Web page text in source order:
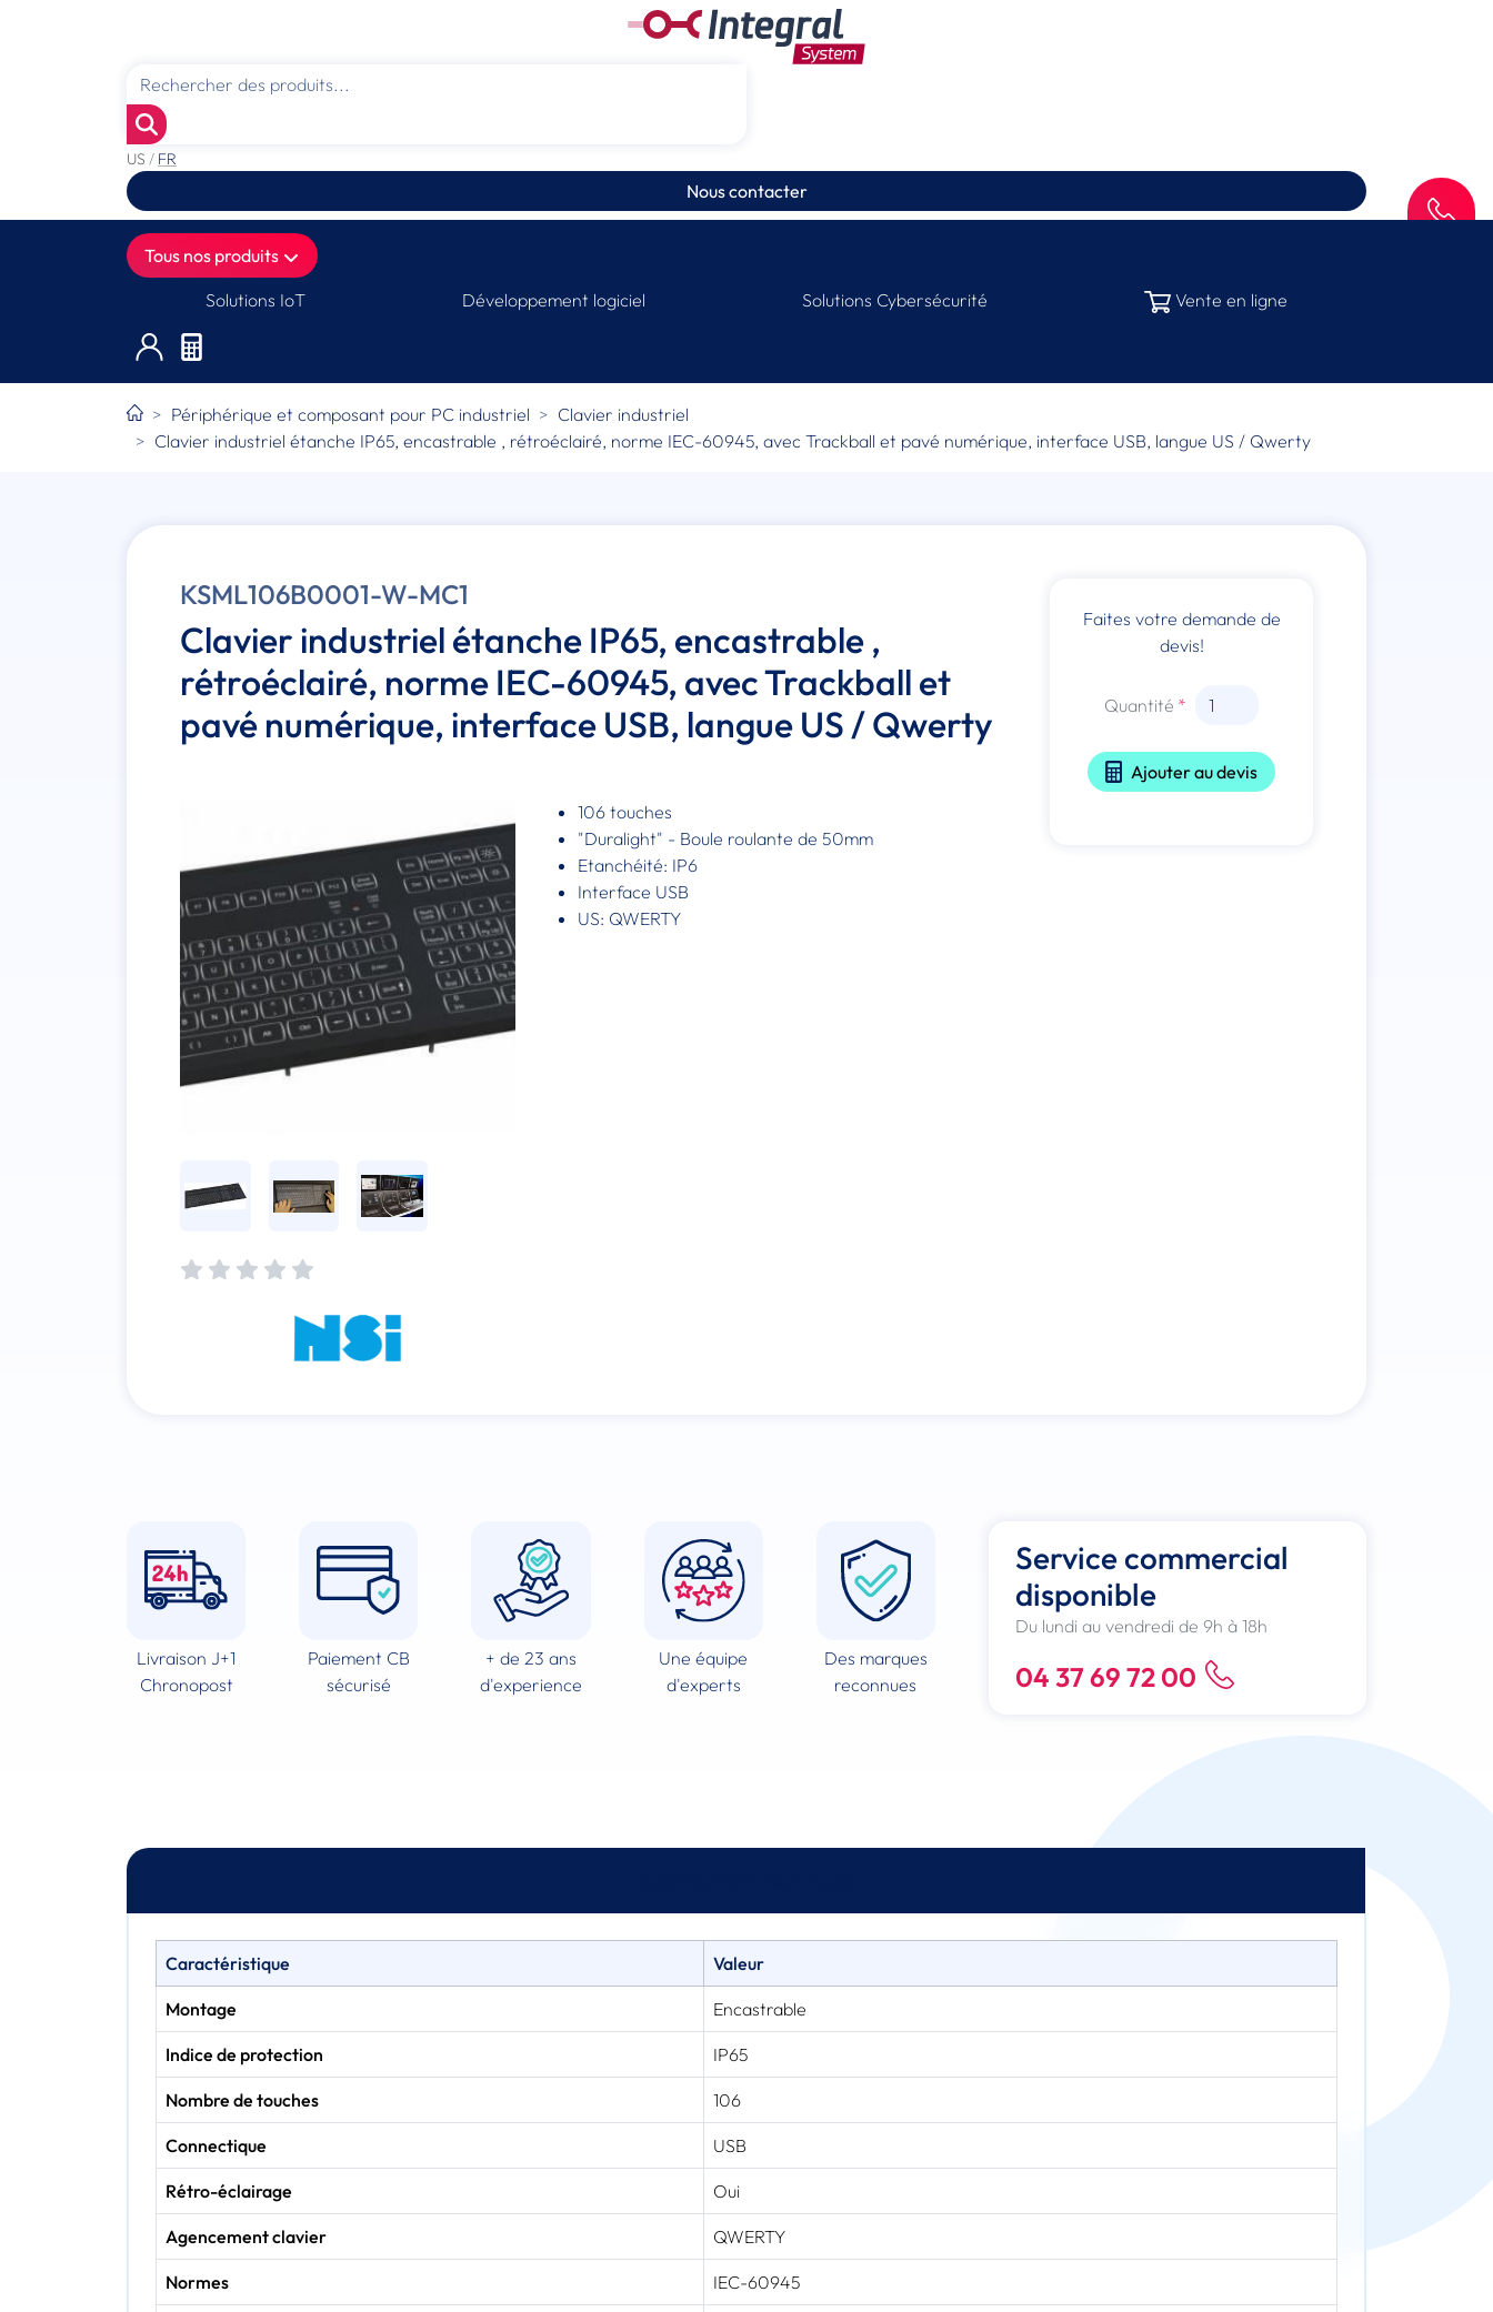
US / FR
Nous contacter
Tous nos produits
Solutions IoT Développement logiciel Solutions Cybersécurité Vente en ligne
Périphérique et composant pour PC industriel
Clavier industriel
Clavier industriel étanche IP65, encastrable , rétroéclairé, norme IEC-60945, avec Trackball et pavé numérique, interface USB, langue US / Qwerty
KSML106B0001-W-MC1
Clavier industriel étanche IP65, encastrable ,
rétroéclairé, norme IEC-60945, avec Trackball et
pavé numérique, interface USB, langue US / Qwerty
106 touches
"Duralight" - Boule roulante de 50mm
Etanchéité: IP6
Interface USB
US: QWERTY
Faites votre demande de
devis!
Quantité
Ajouter au devis
Livraison J+1
Chronopost
Paiement CB
sécurisé
+ de 23 ans
d'experience
Une équipe
d'experts
Des marques
reconnues
Service commercial
disponible
Du lundi au vendredi de 9h à 18h
04 37 69 72 00
Caractéristique Valeur
Montage Encastrable
Indice de protection IP65
Nombre de touches 106
Connectique USB
Rétro-éclairage Oui
Agencement clavier QWERTY
Normes IEC-60945